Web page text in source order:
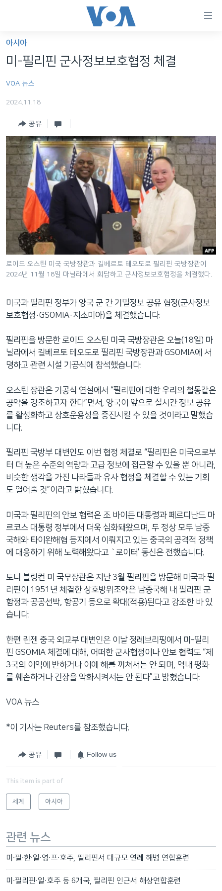
가
능
메
텐
츠
메
인
네
비
게
이
로
이
으
이
등
VOD
라디오
프로그램
주파수 안내
언어 선택
아시아
미-필리핀 군사정보보호협정 체결
VOA 뉴스
2024.11.18
공유
로이드 오스틴 미국 국방장관과 길베르토 테오도로 필리핀 국방장관이
2024년 11월 18일 마닐라에서 회담하고 군사정보보호협정을 체결했다.
미국과 필리핀 정부가 양국 군 간 기밀정보 공유 협정(군사정보
보호협정·GSOMIA·지소미아)을 체결했습니다.
필리핀을 방문한 로이드 오스틴 미국 국방장관은 오늘(18일) 마
닐라에서 길베르토 테오도로 필리핀 국방장관과 GSOMIA에 서
명하고 관련 시설 기공식에 참석했습니다.
오스틴 장관은 기공식 연설에서 “필리핀에 대한 우리의 철통같은
공약을 강조하고자 한다”면서, 양국이 앞으로 실시간 정보 공유
를 활성화하고 상호운용성을 증진시킬 수 있을 것이라고 말했습
니다.
필리핀 국방부 대변인도 이번 협정 체결로 “필리핀은 미국으로부
터 더 높은 수준의 역량과 고급 정보에 접근할 수 있을 뿐 아니라,
비슷한 생각을 가진 나라들과 유사 협정을 체결할 수 있는 기회
도 열어줄 것”이라고 밝혔습니다.
미국과 필리핀의 안보 협력은 조 바이든 대통령과 페르디난드 마
르코스 대통령 정부에서 더욱 심화돼왔으며, 두 정상 모두 남중
국해와 타이완해협 등지에서 이뤄지고 있는 중국의 공격적 정책
에 대응하기 위해 노력해왔다고 `로이터’ 통신은 전했습니다.
토니 블링컨 미 국무장관은 지난 3월 필리핀을 방문해 미국과 필
리핀이 1951년 체결한 상호방위조약은 남중국해 내 필리핀 군
함정과 공공선박, 항공기 등으로 확대(적용)된다고 강조한 바 있
습니다.
한편 린젠 중국 외교부 대변인은 이날 정례브리핑에서 미-필리
핀 GSOMIA 체결에 대해, 어떠한 군사협정이나 안보 협력도 “제
3국의 이익에 반하거나 이에 해를 끼쳐서는 안 되며, 역내 평화
를 훼손하거나 긴장을 악화시켜서는 안 된다”고 밝혔습니다.
VOA 뉴스
*이 기사는 Reuters를 참조했습니다.
공유 Follow us
This item is part of
세계 아시아
관련 뉴스
미∙필∙한∙일∙영∙프∙호주, 필리핀서 대규모 연례 해병 연합훈련
미∙필리핀∙일∙호주 등 6개국, 필리핀 인근서 해상연합훈련